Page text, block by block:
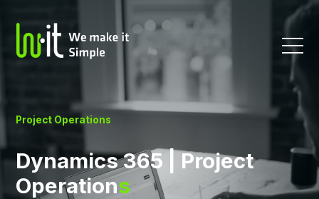
Project Operations
Dynamics 365 | Project
Operations